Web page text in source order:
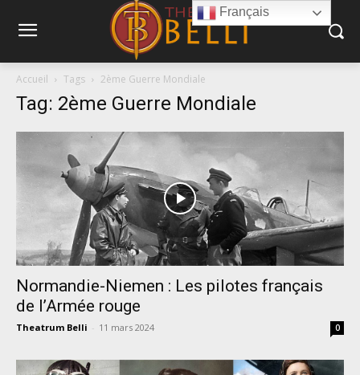
Accueil Tags 2ème Guerre Mondiale
Tag: 2ème Guerre Mondiale
Normandie-Niemen : Les pilotes français
de l’Armée rouge
Theatrum Belli - 11 mars 2024 0
Français